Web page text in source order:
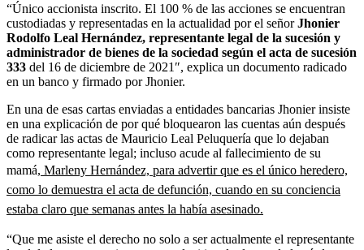
“Único accionista inscrito. El 100 % de las acciones se encuentran
custodiadas y representadas en la actualidad por el señorJhonier
Rodolfo Leal Hernández, representante legal de la sucesión y
administrador de bienes de la sociedad según el acta de sucesión
333 del 16 de diciembre de 2021″, explica un documento radicado
en un banco y firmado por Jhonier.
En una de esas cartas enviadas a entidades bancarias Jhonier insiste
en una explicación de por qué bloquearon las cuentas aún después
de radicar las actas de Mauricio Leal Peluquería que lo dejaban
como representante legal; incluso acude al fallecimiento de su
mamá, Marleny Hernández, para advertir que es el único heredero,
como lo demuestra el acta de defunción, cuando en su conciencia
estaba claro que semanas antes la había asesinado.
“Que me asiste el derecho no solo a ser actualmente el representante